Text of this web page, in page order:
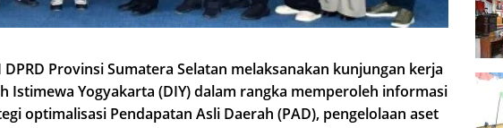
DPRD Provinsi Sumatera Selatan melaksanakan kunjungan kerja
Istimewa Yogyakarta (DIY) dalam rangka memperoleh informasi
optimalisasi Pendapatan Asli Daerah (PAD), pengelolaan aset